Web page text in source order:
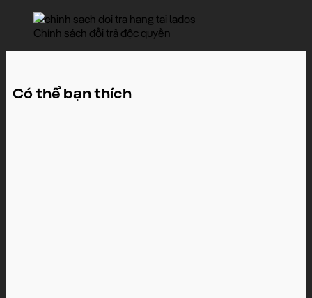
Chính sách đổi trả độc quyền
Có thể bạn thích